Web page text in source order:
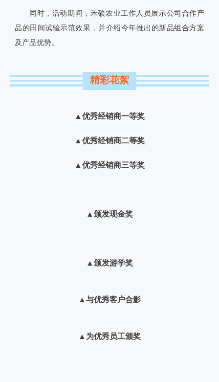
同时，活动期间，禾硕农业工作人员展示公司合作产
品的田间试验示范效果，并介绍今年推出的新品组合方案
及产品优势。
精彩花絮
▲ 优秀经销商一等奖
▲ 优秀经销商二等奖
▲ 优秀经销商三等奖
▲ 颁发现金奖
▲ 颁发游学奖
▲ 与优秀客户合影
▲ 为优秀员工颁奖